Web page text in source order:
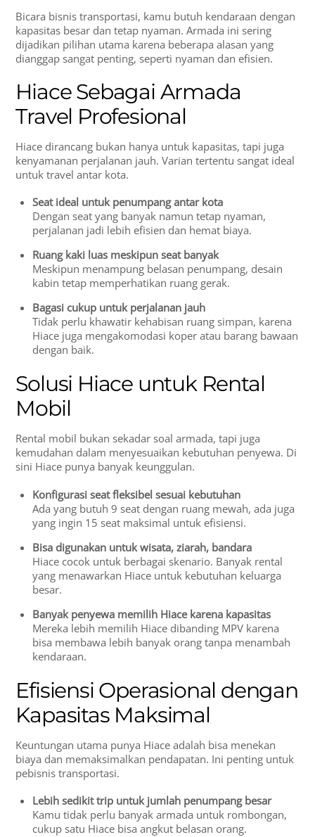
Bicara bisnis transportasi, kamu butuh kendaraan dengan
kapasitas besar dan tetap nyaman. Armada ini sering
dijadikan pilihan utama karena beberapa alasan yang
dianggap sangat penting, seperti nyaman dan efisien.
Hiace Sebagai Armada
Travel Profesional
Hiace dirancang bukan hanya untuk kapasitas, tapi juga
kenyamanan perjalanan jauh. Varian tertentu sangat ideal
untuk travel antar kota.
Seat ideal untuk penumpang antar kota
Dengan seat yang banyak namun tetap nyaman,
perjalanan jadi lebih efisien dan hemat biaya.
Ruang kaki luas meskipun seat banyak
Meskipun menampung belasan penumpang, desain
kabin tetap memperhatikan ruang gerak.
Bagasi cukup untuk perjalanan jauh
Tidak perlu khawatir kehabisan ruang simpan, karena
Hiace juga mengakomodasi koper atau barang bawaan
dengan baik.
Solusi Hiace untuk Rental
Mobil
Rental mobil bukan sekadar soal armada, tapi juga
kemudahan dalam menyesuaikan kebutuhan penyewa. Di
sini Hiace punya banyak keunggulan.
Konfigurasi seat fleksibel sesuai kebutuhan
Ada yang butuh 9 seat dengan ruang mewah, ada juga
yang ingin 15 seat maksimal untuk efisiensi.
Bisa digunakan untuk wisata, ziarah, bandara
Hiace cocok untuk berbagai skenario. Banyak rental
yang menawarkan Hiace untuk kebutuhan keluarga
besar.
Banyak penyewa memilih Hiace karena kapasitas
Mereka lebih memilih Hiace dibanding MPV karena
bisa membawa lebih banyak orang tanpa menambah
kendaraan.
Efisiensi Operasional dengan
Kapasitas Maksimal
Keuntungan utama punya Hiace adalah bisa menekan
biaya dan memaksimalkan pendapatan. Ini penting untuk
pebisnis transportasi.
Lebih sedikit trip untuk jumlah penumpang besar
Kamu tidak perlu banyak armada untuk rombongan,
cukup satu Hiace bisa angkut belasan orang.